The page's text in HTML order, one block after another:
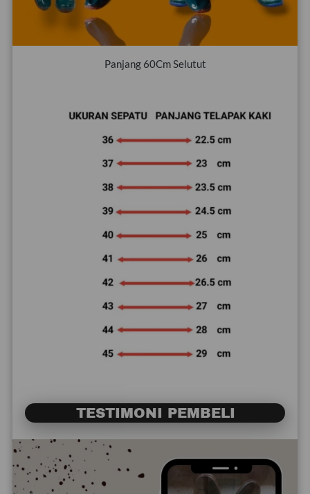
Panjang 60Cm Selutut
TESTIMONI PEMBELI